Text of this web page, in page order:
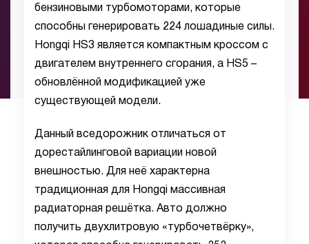
бензиновыми турбомоторами, которые
способны генерировать 224 лошадиные силы.
Hongqi HS3 является компактным кроссом с
двигателем внутреннего сгорания, а HS5 –
обновлённой модификацией уже
существующей модели.
Данный вседорожник отличаться от
дорестайлинговой вариации новой
внешностью. Для неё характерна
традиционная для Hongqi массивная
радиаторная решётка. Авто должно
получить двухлитровую «турбочетвёрку»,